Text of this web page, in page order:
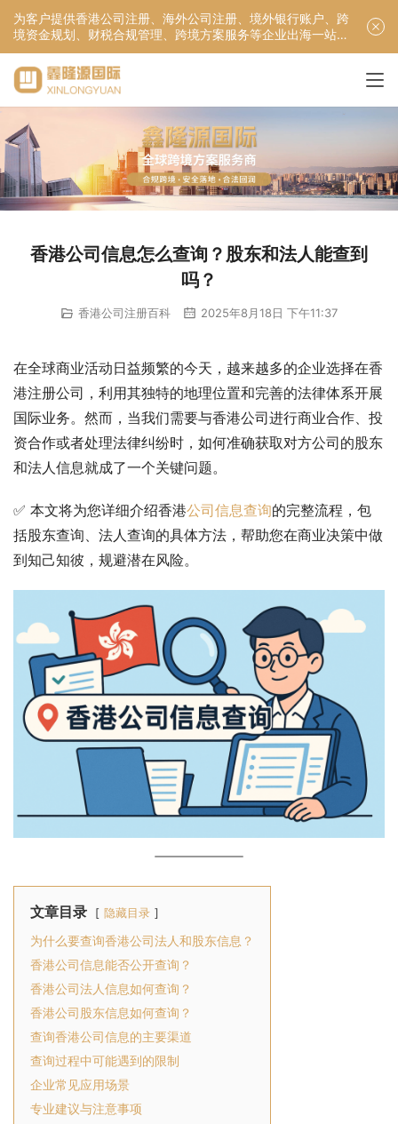
为客户提供香港公司注册、海外公司注册、境外银行账户、跨
境资金规划、财税合规管理、跨境方案服务等企业出海一站式
服务！
香港公司信息怎么查询？股东和法人能查到
吗？
香港公司注册百科 2025年8月18日 下午11:37
在全球商业活动日益频繁的今天，越来越多的企业选择在香
港注册公司，利用其独特的地理位置和完善的法律体系开展
国际业务。然而，当我们需要与香港公司进行商业合作、投
资合作或者处理法律纠纷时，如何准确获取对方公司的股东
和法人信息就成了一个关键问题。
✅ 本文将为您详细介绍香港公司信息查询的完整流程，包
括股东查询、法人查询的具体方法，帮助您在商业决策中做
到知己知彼，规避潜在风险。
文章目录 隐藏目录
为什么要查询香港公司法人和股东信息？
香港公司信息能否公开查询？
香港公司法人信息如何查询？
香港公司股东信息如何查询？
查询香港公司信息的主要渠道
查询过程中可能遇到的限制
企业常见应用场景
专业建议与注意事项